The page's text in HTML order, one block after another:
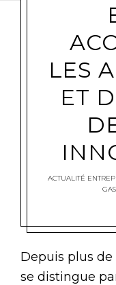
LES
ET
ACTUALITÉ
Depuis plus
se distingue